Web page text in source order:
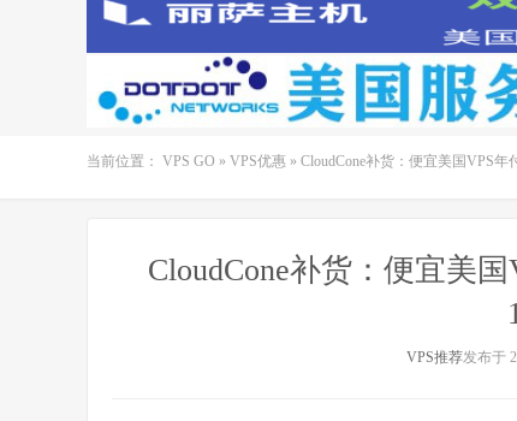
当前位置： VPS GO » VPS优惠 » CloudCone补货：便宜美国VPS
CloudCone补货：便宜美
VPS推荐发布于